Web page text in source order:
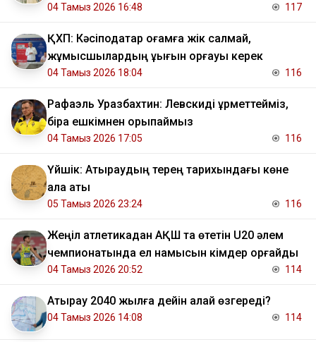
04 Тамыз 2026 16:48 117
ҚХП: Кәсіподақтар қоғамға жік салмай,
жұмысшылардың құқығын қорғауы керек
04 Тамыз 2026 18:04 116
Рафаэль Уразбахтин: Левскиді құрметтейміз,
бірақ ешкімнен қорықпаймыз
04 Тамыз 2026 17:05 116
Үйшік: Атыраудың терең тарихындағы көне
қала аты
05 Тамыз 2026 23:24 116
Жеңіл атлетикадан АҚШ та өтетін U20 әлем
чемпионатында ел намысын кімдер қорғайды
04 Тамыз 2026 20:52 114
Атырау 2040 жылға дейін қалай өзгереді?
04 Тамыз 2026 14:08 114